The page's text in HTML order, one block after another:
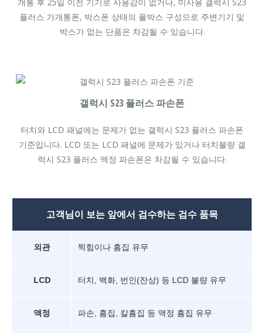
플러스 가개통폰, 박스폰 상태의 풀박스 구성으로 주변기기 및
박스가 없는 단품은 차감될 수 있습니다.
갤럭시 S23 플러스 파손폰
터치와 LCD 패널에는 문제가 없는 갤럭시 S23 플러스 파손폰
기준입니다. LCD 또는 LCD 패널에 문제가 있거나 터치불량 갤
럭시 S23 플러스 액정 파손폰은 차감될 수 있습니다.
고객님이 보는 앞에서 검수하는 검수 품목
외관 찍힘이나 흠집 유무
LCD 터치, 백화, 번인(잔상) 등 LCD 불량 유무
액정 파손, 흠집, 칼흠집 등 액정 흠집 유무